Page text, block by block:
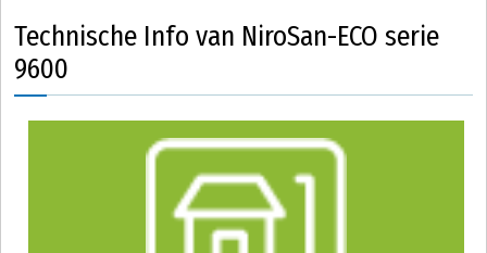
Technische Info van NiroSan-ECO serie
9600